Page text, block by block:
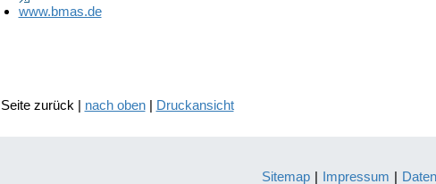
www.bmas.de
Seite zurück | nach oben| Druckansicht
Sitemap | Impressum |